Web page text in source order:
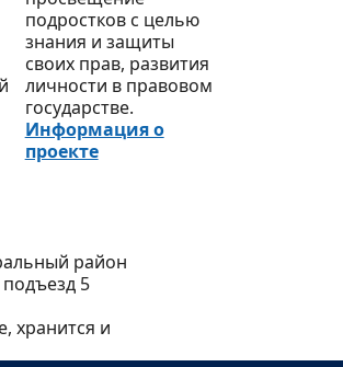
подростков с целью
знания и защиты
своих прав, развития
личности в правовом
государстве.
Информация о
проекте
район
подъезд 5
хранится и